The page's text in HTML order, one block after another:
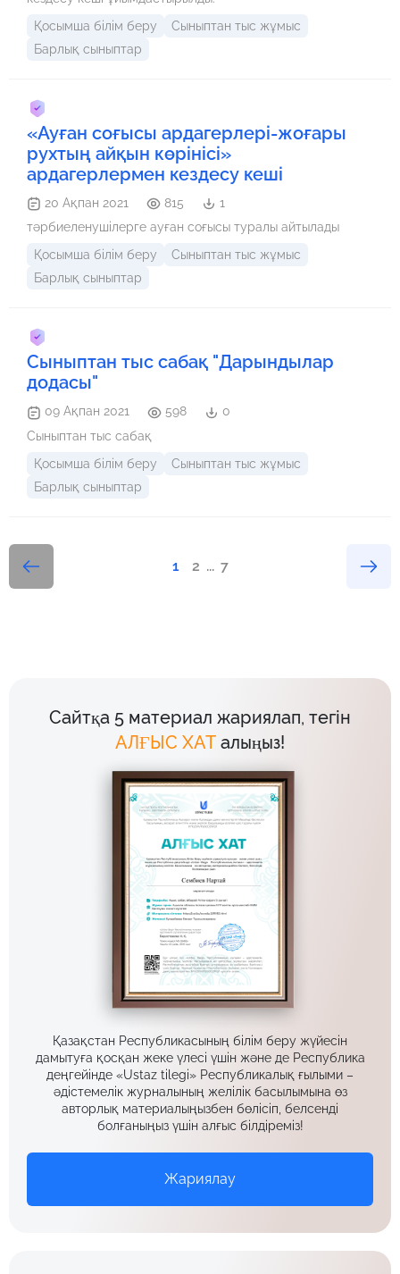
Қосымша білім беру
Сыныптан тыс жұмыс
Барлық сыныптар
«Ауған соғысы ардагерлері-жоғары
рухтың айқын көрінісі»
ардагерлермен кездесу кеші
20 Ақпан 2021 815
1
тәрбиеленушілерге ауған соғысы туралы айтылады
Қосымша білім беру
Сыныптан тыс жұмыс
Барлық сыныптар
Сыныптан тыс сабақ "Дарындылар
додасы"
09 Ақпан 2021 598
0
Сыныптан тыс сабақ
Қосымша білім беру
Сыныптан тыс жұмыс
Барлық сыныптар
1 2 ... 7
Сайтқа 5 материал жариялап, тегін
АЛҒЫС ХАТ алыңыз!
Қазақстан Республикасының білім беру жүйесін
дамытуға қосқан жеке үлесі үшін және де Республика
деңгейінде «Ustaz tilegi» Республикалық ғылыми –
әдістемелік журналының желілік басылымына өз
авторлық материалыңызбен бөлісіп, белсенді
болғаныңыз үшін алғыс білдіреміз!
Жариялау